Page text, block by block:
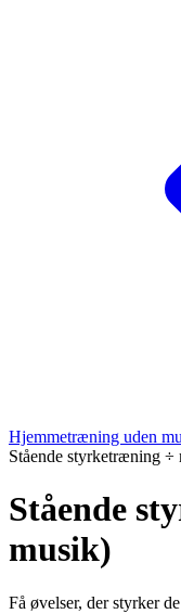
Hjemmetræning uden
Stående styrketræning ÷
Stående
musik)
Få øvelser, der styrker